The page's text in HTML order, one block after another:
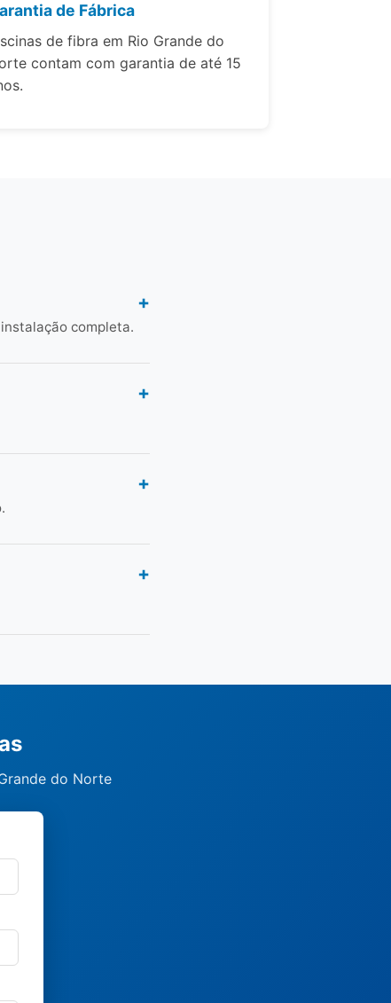
de Fábrica
de fibra em Rio Grande do
contam com garantia de até 15
completa.
do Norte